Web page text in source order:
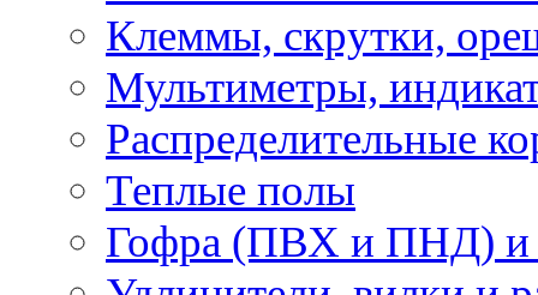
Клеммы, скрутки,
Мультиметры,
Распределительные
Теплые полы
Гофра (ПВХ и ПНД) и